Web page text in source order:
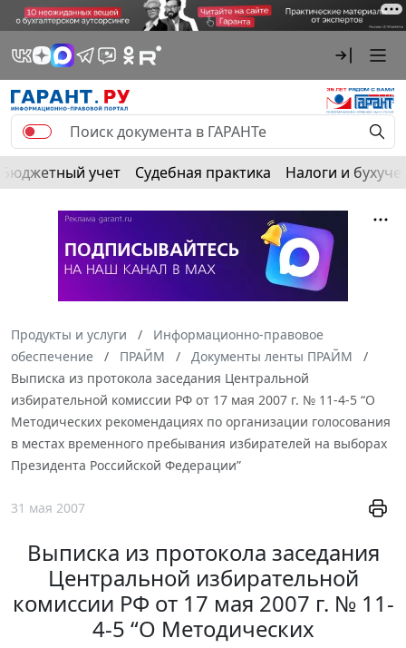
Бюджетный учет Судебная практика Налоги и
Продукты и услуги
Информационно-правовое
обеспечение
ПРАЙМ
Документы ленты ПРАЙМ
Выписка из протокола заседания Центральной
избирательной комиссии РФ от 17 мая 2007 г. № 11-4-5 “О
Методических рекомендациях по организации голосования
в местах временного пребывания избирателей на выборах
Президента Российской Федерации”
31 мая 2007
Выписка из протокола заседания
Центральной избирательной
комиссии РФ от 17 мая 2007 г. № 11-
4-5 “О Методических